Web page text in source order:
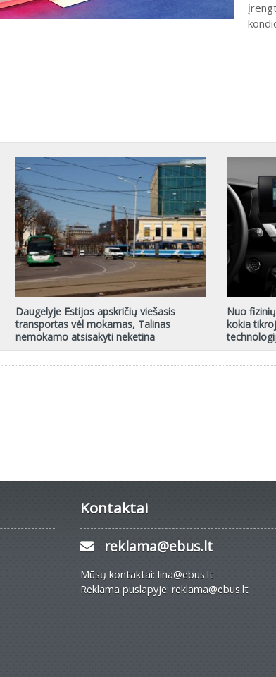
Daugelyje Estijos apskričių viešasis
transportas vėl mokamas, Talinas
nemokamo atsisakyti neketina
Nuo
kokia
Kontaktai
reklama@ebus.lt
Mūsų kontaktai: lina@ebus.lt
Reklama puslapyje: reklama@ebus.lt